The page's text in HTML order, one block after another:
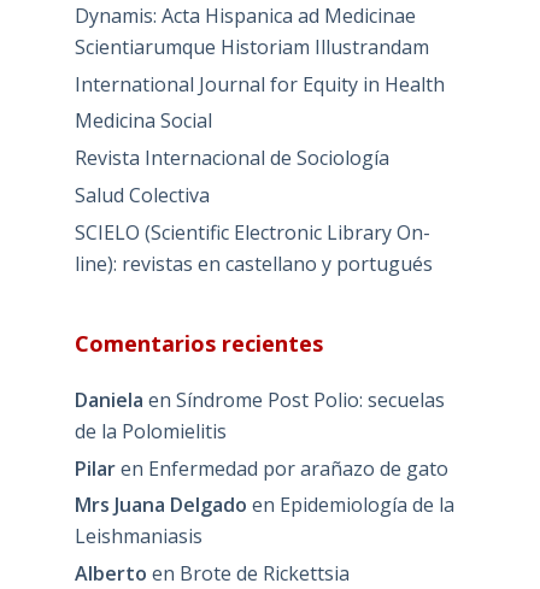
Dynamis: Acta Hispanica ad Medicinae
Scientiarumque Historiam Illustrandam
International Journal for Equity in Health
Medicina Social
Revista Internacional de Sociología
Salud Colectiva
SCIELO (Scientific Electronic Library On-
line): revistas en castellano y portugués
Comentarios recientes
Daniela en Síndrome Post Polio: secuelas
de la Polomielitis
Pilaren Enfermedad por arañazo de gato
Mrs Juana Delgado en Epidemiología de la
Leishmaniasis
Alberto en Brote de Rickettsia